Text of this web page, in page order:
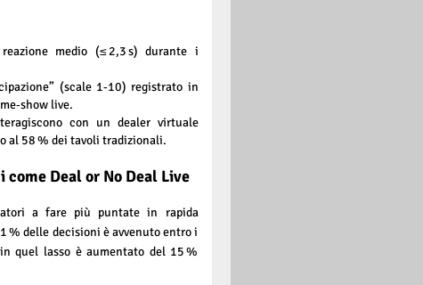
medio (≤ 2,3 s) durante i
(scale 1‑10) registrato in
live.
con un dealer virtuale
al 58 % dei tavoli tradizionali.
Deal or No Deal Live
a fare più puntate in rapida
% delle decisioni è avvenuto entro i
quel lasso è aumentato del 15 %